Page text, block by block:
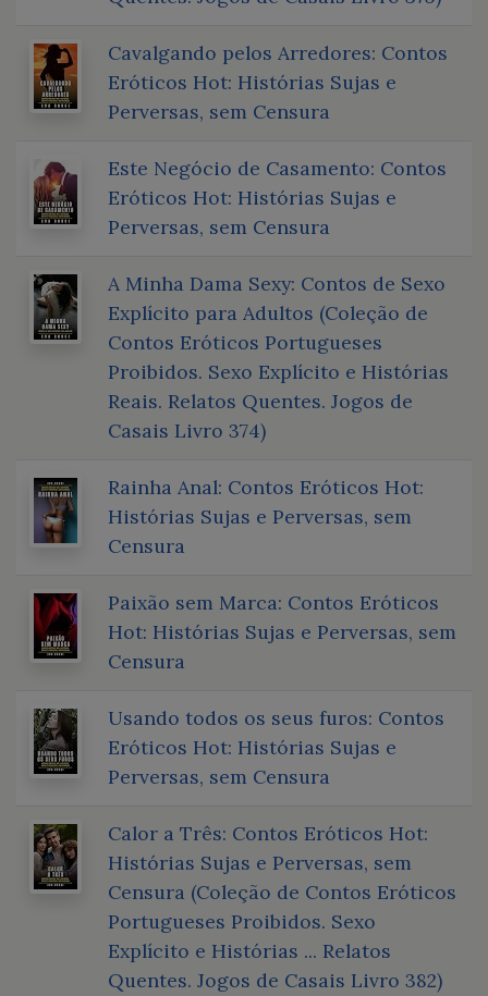
Cavalgando pelos Arredores: Contos
Eróticos Hot: Histórias Sujas e
Perversas, sem Censura
Este Negócio de Casamento: Contos
Eróticos Hot: Histórias Sujas e
Perversas, sem Censura
A Minha Dama Sexy: Contos de Sexo
Explícito para Adultos (Coleção de
Contos Eróticos Portugueses
Proibidos. Sexo Explícito e Histórias
Reais. Relatos Quentes. Jogos de
Casais Livro 374)
Rainha Anal: Contos Eróticos Hot:
Histórias Sujas e Perversas, sem
Censura
Paixão sem Marca: Contos Eróticos
Hot: Histórias Sujas e Perversas, sem
Censura
Usando todos os seus furos: Contos
Eróticos Hot: Histórias Sujas e
Perversas, sem Censura
Calor a Três: Contos Eróticos Hot:
Histórias Sujas e Perversas, sem
Censura (Coleção de Contos Eróticos
Portugueses Proibidos. Sexo
Explícito e Histórias ... Relatos
Quentes. Jogos de Casais Livro 382)